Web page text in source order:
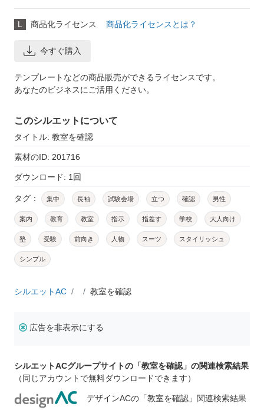
L 商品化ライセンス 商品化ライセンスとは？
今すぐ購入
テンプレートなどの商品販売ができるライセンスです。
あなたのビジネスにご活用ください。
このシルエットについて
タイトル: 教室を確認
素材のID: 201716
ダウンロード: 1回
タグ： 集中 長袖 試験会場 立つ 確認 男性
案内 教育 教室 指示 指差す 学校 大人向け
塾 受験 前向き 人物 スーツ スタイリッシュ
シンプル
シルエットAC 教室を確認
広告を非表示にする
シルエットACグループサイトの「教室を確認」の関連検索結果
（同じアカウントで無料ダウンロードできます）
デザインACの「教室を確認」関連検索結果